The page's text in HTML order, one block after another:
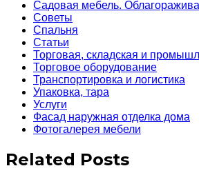
Садовая мебель.
Советы
Спальня
Статьи
Торговая, складская и
Торговое оборудование
Транспортировка и логистика
Упаковка, тара
Услуги
Фасад наружная отделка дома
Фотогалерея мебели
Related Posts